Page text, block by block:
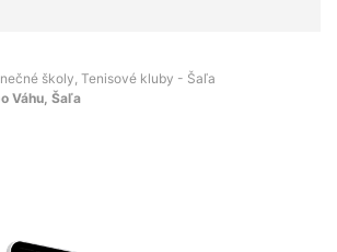
školy, Tenisové kluby - Šaľa
Váhu, Šaľa